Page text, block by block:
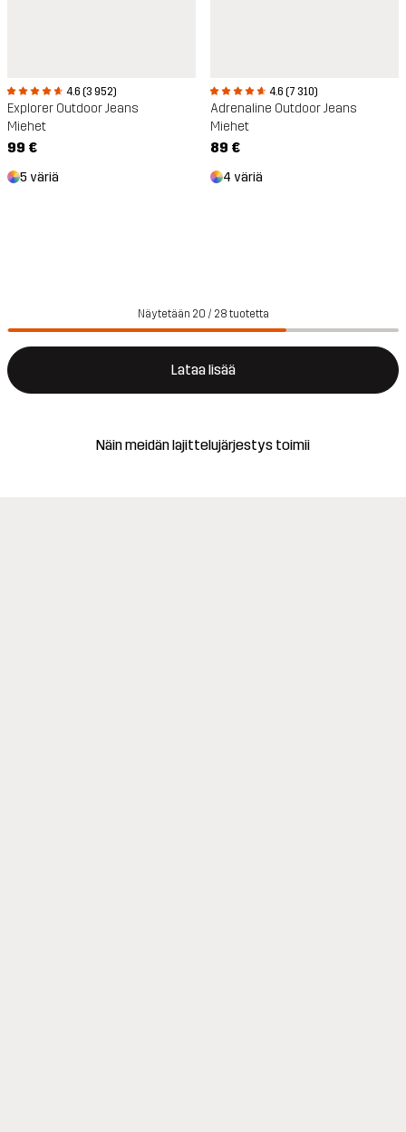
4.6 (3 952)
Explorer Outdoor Jeans
Miehet
99 €
5 väriä
4.6 (7 310)
Adrenaline Outdoor Jeans
Miehet
89 €
4 väriä
Näytetään 20 / 28 tuotetta
Lataa lisää
Näin meidän lajittelujärjestys toimii